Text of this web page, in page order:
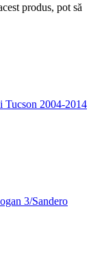
produs, pot să
Tucson 2004-2014
3/Sandero